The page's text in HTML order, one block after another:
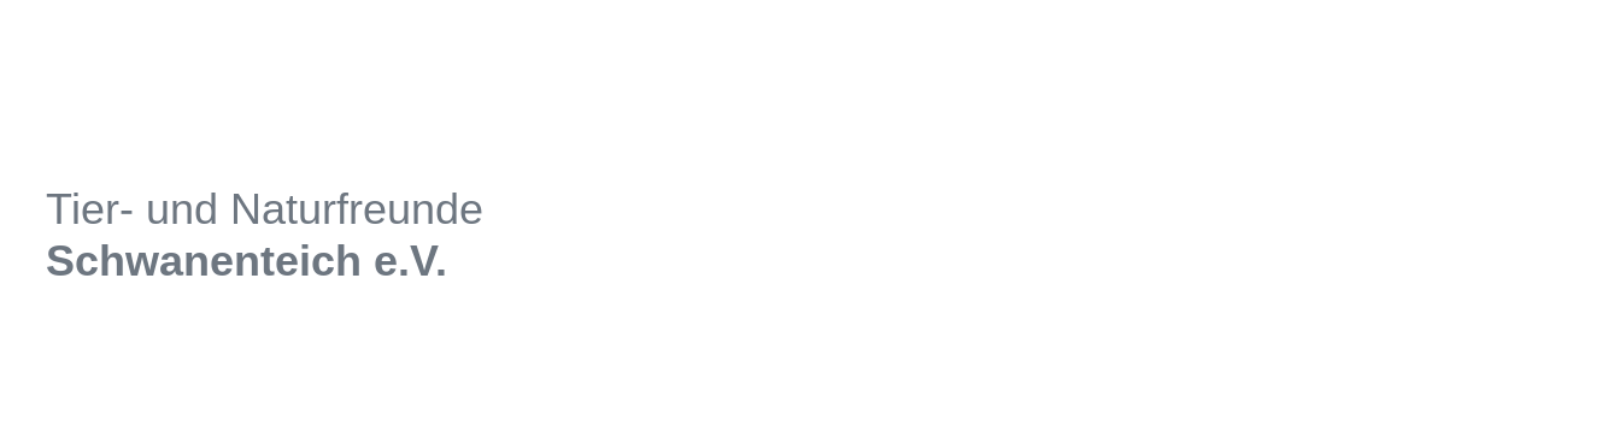
Tier- und Naturfreunde
Schwanenteich e.V.